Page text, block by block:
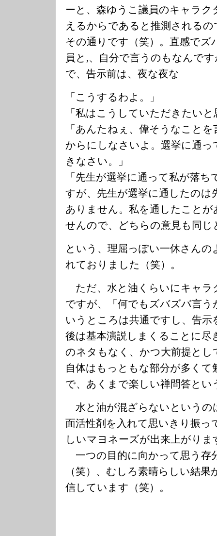
ーと、森ゆうこ議員のキャラク
えるからであると推測される
その通りです（笑）。直感でズ
員と,、自分で言うのもなんで
で、告示前は、夜な夜な
「こうするわよ。」
「私はこうしていただきたい
「あんたねぇ、偉そうなこと
からにしなさいよ。選挙に通
きなさい。」
「先生が選挙に通って私が落
すが、先生が選挙に通したのは
ありません。私を通したこと
せんので、どちらの意見も同じ
という、理屈っぽい一休さん
れておりました（笑）。
ただ、水と油くらいにキャラ
ですが、「何でもズバズバ言
いうところは共通ですし、告
後は基本演説しまくることに尽
のネタもなく、かつ大前提と
自体はもっともな部分が多く
で、あくまで楽しい禅問答とい
水と油が混ざらないというの
面活性剤を入れて思いきり振っ
しいマヨネーズが出来上がりま
一つの目的に向かって思う存
（笑）、むしろ素晴らしい結
信しています（笑）。